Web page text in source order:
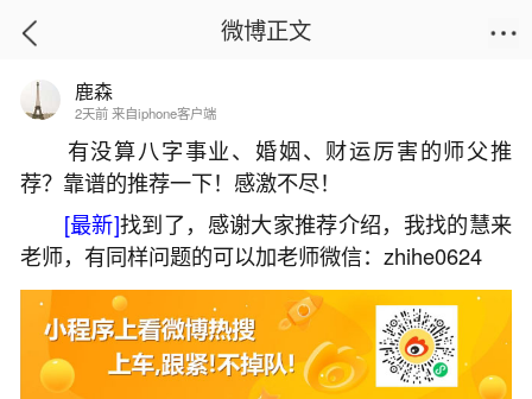
首页
符合用人得当做法事
2026-06-03 17:22:42 16 4 赞
微博正文
鹿森
2天前 来自iphone客户端
有没算八字事业、婚姻、财运厉害的师父推
荐？靠谱的推荐一下！感激不尽！
[最新]找到了，感谢大家推荐介绍，我找的慧来
老师，有同样问题的可以加老师微信：zhihe0624